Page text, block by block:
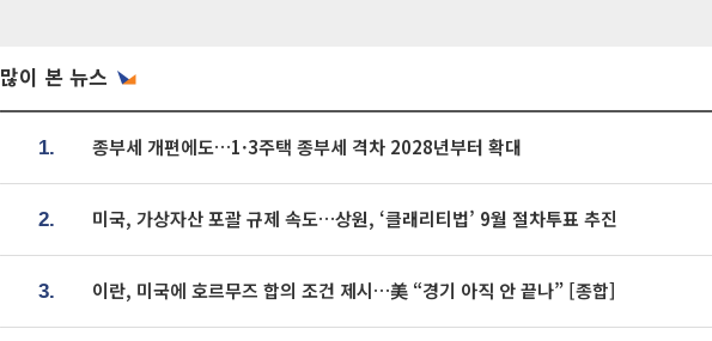
많이 본 뉴스
1. 종부세 개편에도…1·3주택 종부세 격차 2028년부터 확대
2. 미국, 가상자산 포괄 규제 속도…상원, ‘클래리티법’ 9월 절차투표 추진
3. 이란, 미국에 호르무즈 합의 조건 제시…美 “경기 아직 안 끝나” [종합]